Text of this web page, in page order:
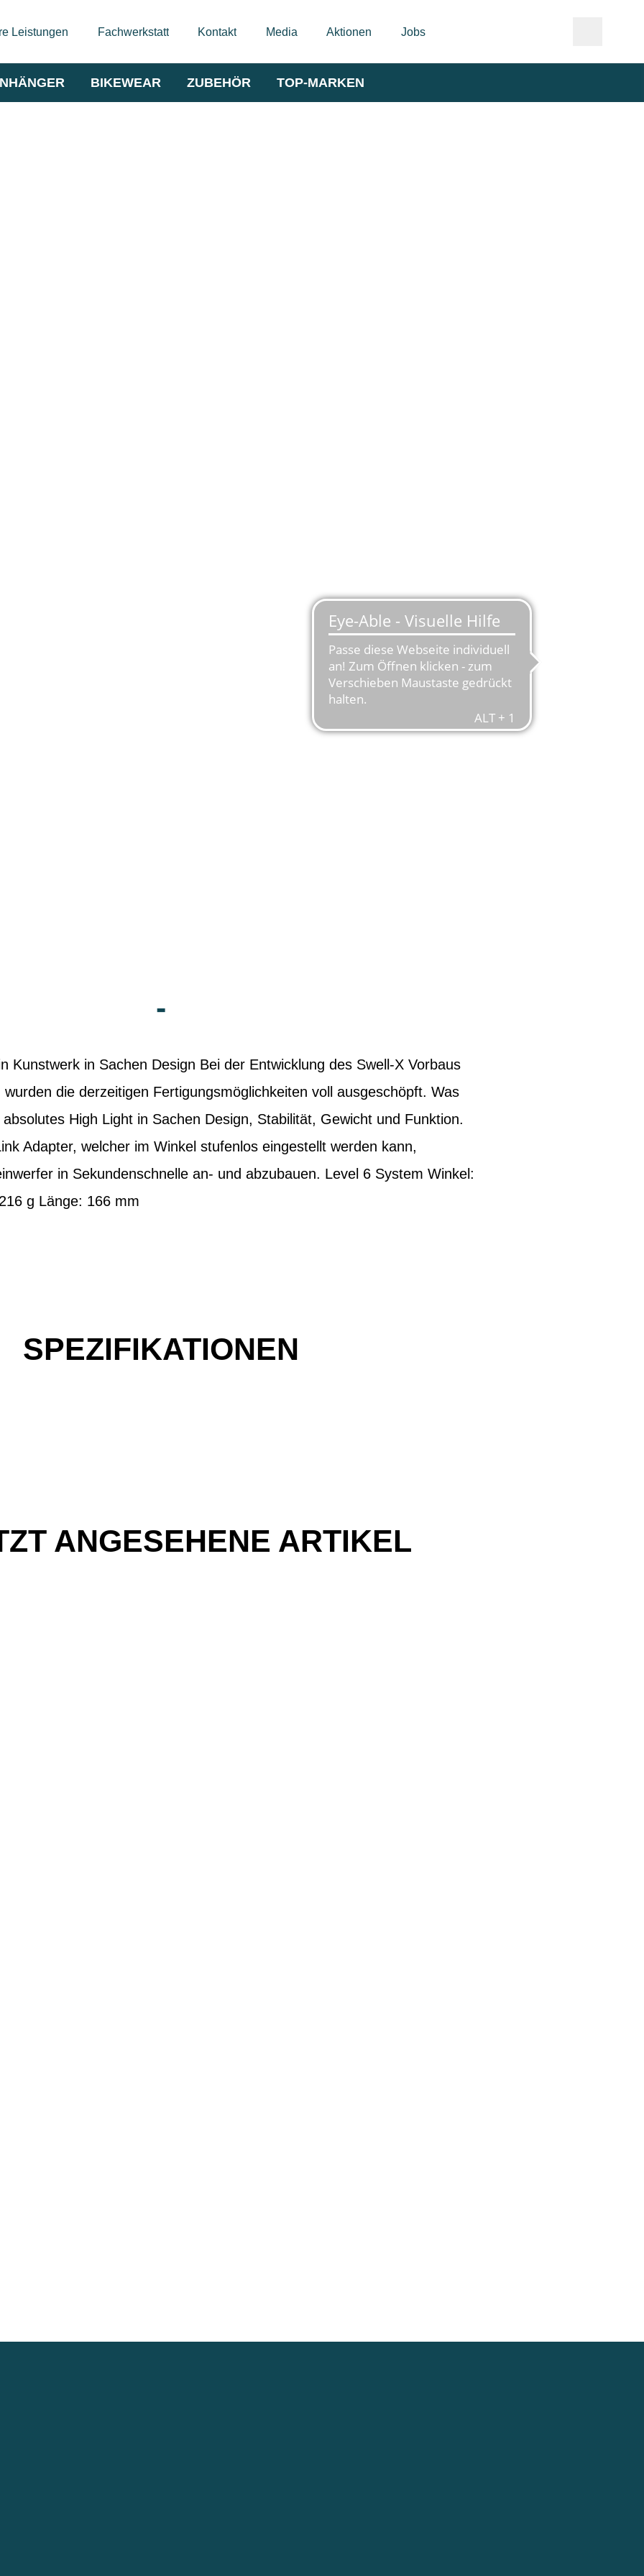
Leistungen Fachwerkstatt Kontakt Media Aktionen Jobs
BIKEWEAR ZUBEHÖR TOP-MARKEN
-
Kunstwerk in Sachen Design Bei der Entwicklung des Swell-X Vorbaus
die derzeitigen Fertigungsmöglichkeiten voll ausgeschöpft. Was
High Light in Sachen Design, Stabilität, Gewicht und Funktion.
Adapter, welcher im Winkel stufenlos eingestellt werden kann,
in Sekundenschnelle an- und abzubauen. Level 6 System Winkel:
g Länge: 166 mm
SPEZIFIKATIONEN
ANGESEHENE ARTIKEL